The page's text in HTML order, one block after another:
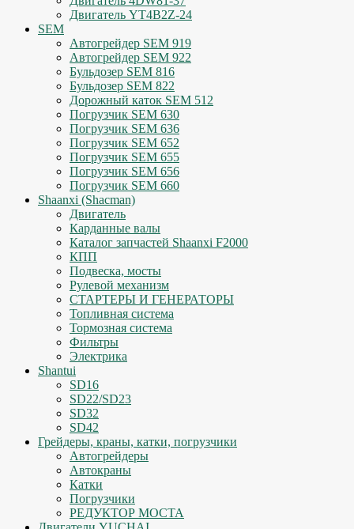
Двигатель YT4B2Z-24
SEM
Автогрейдер SEM 919
Автогрейдер SEM 922
Бульдозер SEM 816
Бульдозер SEM 822
Дорожный каток SEM 512
Погрузчик SEM 630
Погрузчик SEM 636
Погрузчик SEM 652
Погрузчик SEM 655
Погрузчик SEM 656
Погрузчик SEM 660
Shaanxi (Shacman)
Двигатель
Карданные валы
Каталог запчастей Shaanxi F2000
КПП
Подвеска, мосты
Рулевой механизм
СТАРТЕРЫ И ГЕНЕРАТОРЫ
Топливная система
Тормозная система
Фильтры
Электрика
Shantui
SD16
SD22/SD23
SD32
SD42
Грейдеры, краны, катки, погрузчики
Автогрейдеры
Автокраны
Катки
Погрузчики
РЕДУКТОР МОСТА